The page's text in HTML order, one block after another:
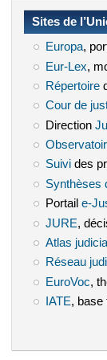
Sites de
Europa(le
,
Eur-Lex (le
,
Répertoire
Cour de
Direction
Suivi(le lien
des
Synthèses
Portail e-
JURE (le
,
Atlas
Réseau
EuroVoc,
IATE (le
, base